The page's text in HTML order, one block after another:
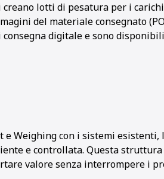
lotti di pesatura per i
del materiale consegnato
digitale e sono
e Weighing con i sistemi
e controllata. Questa
valore senza interrompere i